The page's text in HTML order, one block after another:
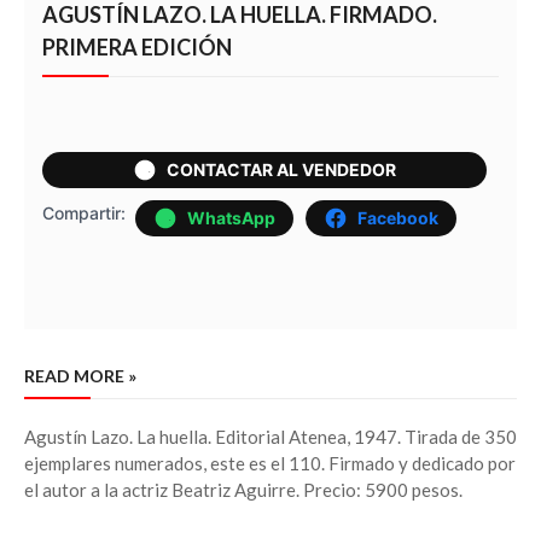
AGUSTÍN LAZO. LA HUELLA. FIRMADO.
PRIMERA EDICIÓN
CONTACTAR AL VENDEDOR
Compartir: WhatsApp Facebook
READ MORE »
Agustín Lazo. La huella. Editorial Atenea, 1947. Tirada de 350
ejemplares numerados, este es el 110. Firmado y dedicado por
el autor a la actriz Beatriz Aguirre. Precio: 5900 pesos.